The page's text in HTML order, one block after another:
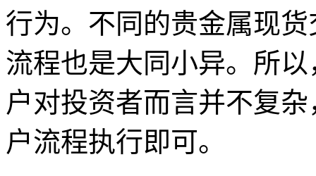
行为。不同的贵金属现
流程也是大同小异。所
户对投资者而言并不复
户流程执行即可。